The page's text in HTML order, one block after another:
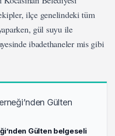
ilçe genelindeki tüm
gül suyu ile
ibadethaneler mis gibi
Gülten belgeseli